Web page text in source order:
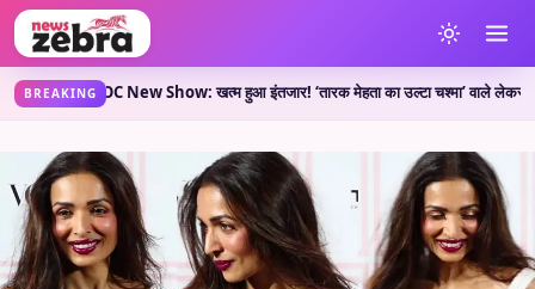
BREAKING
TMKOC New Show: खत्म हुआ इंतजार! ‘तारक मेहता का उल्टा चश्मा’ वाले लेकर आए नया